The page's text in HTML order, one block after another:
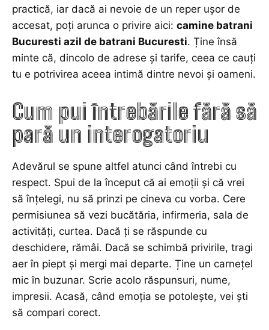
practică, iar dacă ai nevoie de un reper ușor de
accesat, poți arunca o privire aici: camine batrani
Bucuresti azil de batrani Bucuresti. Ține însă
minte că, dincolo de adrese și tarife, ceea ce cauți
tu e potrivirea aceea intimă dintre nevoi și oameni.
Cum pui întrebările fără să
pară un interogatoriu
Adevărul se spune altfel atunci când întrebi cu
respect. Spui de la început că ai emoții și că vrei
să înțelegi, nu să prinzi pe cineva cu vorba. Cere
permisiunea să vezi bucătăria, infirmeria, sala de
activități, curtea. Dacă ți se răspunde cu
deschidere, rămâi. Dacă se schimbă privirile, tragi
aer în piept și mergi mai departe. Ține un carnețel
mic în buzunar. Scrie acolo răspunsuri, nume,
impresii. Acasă, când emoția se potolește, vei ști
să compari corect.